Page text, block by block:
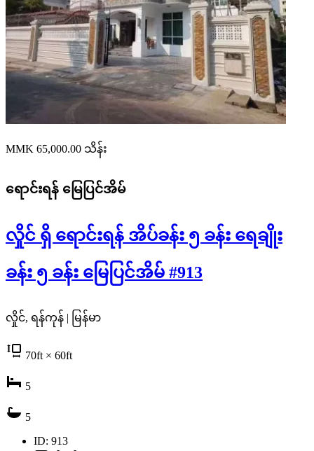
MMK 65,000.00 သိန်း
ရောင်းရန် မြေပြင်အိမ်
လှိုင် ရှိ ရောင်းရန် အိပ်ခန်း ၅ ခန်း ရေချိုး
ခန်း ၅ ခန်း မြေပြင်အိမ် #913
လှိုင်, ရန်ကုန် | မြန်မာ
70ft × 60ft
5
5
ID: 913